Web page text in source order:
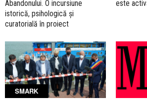
Abandonului. O incursiune
istorică, psihologică și
curatorială în proiect
este
SMARK